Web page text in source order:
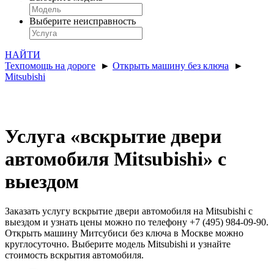
Выберите неисправность
НАЙТИ
Техпомощь на дороге ► Открыть машину без ключа ►
Mitsubishi
Услуга «вскрытие двери
автомобиля Mitsubishi» с
выездом
Заказать услугу вскрытие двери автомобиля на Mitsubishi с
выездом и узнать цены можно по телефону +7 (495) 984-09-90.
Открыть машину Митсубиси без ключа в Москве можно
круглосуточно. Выберите модель Mitsubishi и узнайте
стоимость вскрытия автомобиля.